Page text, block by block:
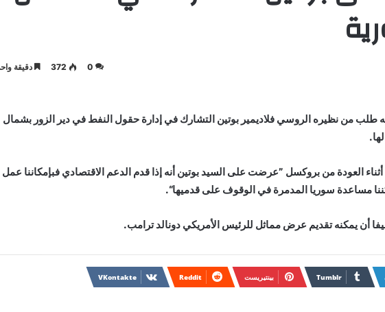
0
372 دقيقة
من نظيره الروسي فلاديمير بوتين التشارك في إدارة حقول النفط في دير الزور بشمال
العودة من بروكسل ”عرضت على السيد بوتين أنه إذا قدم الدعم الاقتصادي فبإمكاننا عمل
مساعدة سوريا المدمرة في الوقوف على قدميها“.
أن يمكنه تقديم عرض مماثل للرئيس الأمريكي دونالد ترامب.
بينتيريست